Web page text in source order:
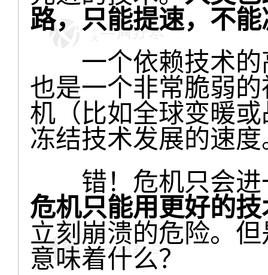
路，只能提速，不
一个依赖技术的
也是一个非常脆弱
机（比如全球变暖
冻结技术发展的速度
错！危机只会进
危机只能用更好的
立刻崩溃的危险。
意味着什么？